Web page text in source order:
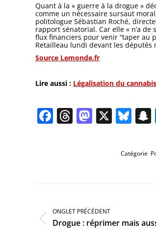
Quant à la « guerre à la drogue »
comme un nécessaire sursaut
politologue Sébastian Roché,
rapport sénatorial. Car elle « n’a
flux financiers pour venir “taper au
Retailleau lundi devant les députés
Source Lemonde.fr
Lire aussi : Légalisation du
Facebook
Threads
X
Catégorie
Navigation
ONGLET PRÉCÉDENT
Onglet
précédent
Drogue : réprimer mais